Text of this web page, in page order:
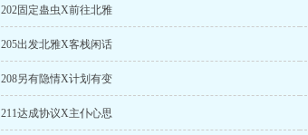
202固定蛊虫X前往北雅
205出发北雅X客栈闲话
208另有隐情X计划有变
211达成协议X主仆心思